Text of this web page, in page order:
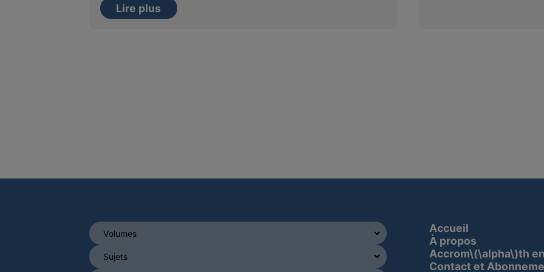
Lire plus
Accueil
À propos
Accrom\(\alpha\)th
Contact et